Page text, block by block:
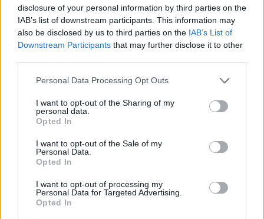
disclosure of your personal information by third parties on the
IAB’s list of downstream participants. This information may
also be disclosed by us to third parties on the IAB’s List of
Downstream Participants that may further disclose it to other
Personal Data Processing Opt Outs
I want to opt-out of the Sharing of my
personal data.
Opted In
I want to opt-out of the Sale of my
Personal Data.
Opted In
I want to opt-out of processing my
Personal Data for Targeted Advertising.
Opted In
Древен храм на почти 900 години
откриха под кафене за сладолед в
Полша
07.08.2026 / 16:00